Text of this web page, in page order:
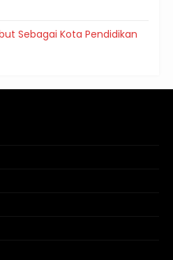
Sebagai Kota Pendidikan